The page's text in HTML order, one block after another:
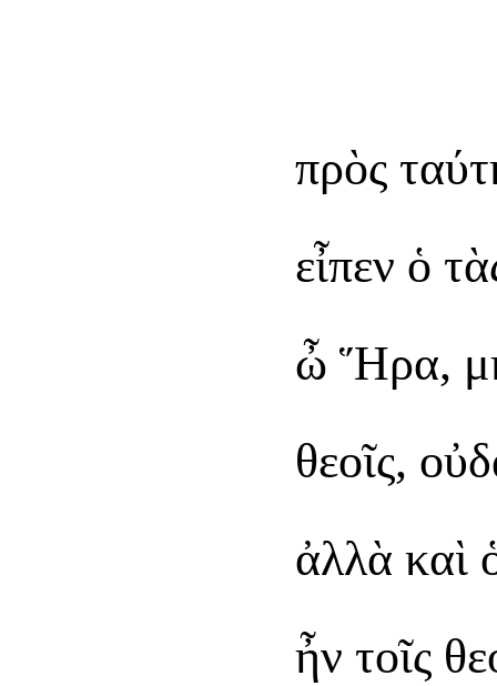
πρὸς
εἶπεν ὁ
ὦ Ἥρα, μὴ
θεοῖς,
ἀλλὰ καὶ
ἦν τοῖς